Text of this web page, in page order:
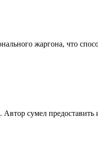
жаргона, что
Автор сумел